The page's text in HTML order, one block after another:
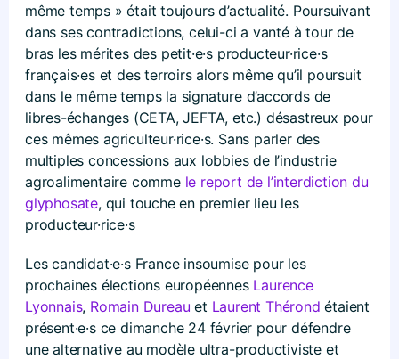
même temps » était toujours d’actualité. Poursuivant
dans ses contradictions, celui-ci a vanté à tour de
bras les mérites des petit·e·s producteur·rice·s
français·es et des terroirs alors même qu’il poursuit
dans le même temps la signature d’accords de
libres-échanges (CETA, JEFTA, etc.) désastreux pour
ces mêmes agriculteur·rice·s. Sans parler des
multiples concessions aux lobbies de l’industrie
agroalimentaire commele report de l’interdiction du
glyphosate, qui touche en premier lieu les
producteur·rice·s
Les candidat·e·s France insoumise pour les
prochaines élections européennes Laurence
Lyonnais, Romain Dureau et Laurent Thérond étaient
présent·e·s ce dimanche 24 février pour défendre
une alternative au modèle ultra-productiviste et